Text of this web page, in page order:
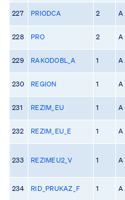
227 PRIODCA 2 A
228 PRO 2 A
229 RAKODOBL_A 1 A
230 REGION 1 A
231 REZIM_EU 1 A
232 REZIM_EU_E 1 A
233 REZIMEU2_V 1 A
234 RID_PRUKAZ_F 1 A